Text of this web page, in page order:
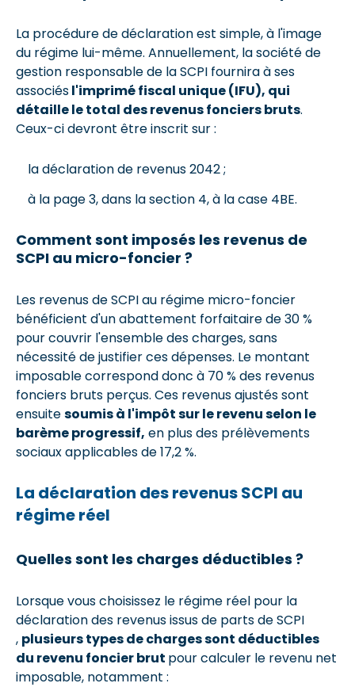
La procédure de déclaration est simple, à l'image
du régime lui-même. Annuellement, la société de
gestion responsable de la SCPI fournira à ses
associésl'imprimé fiscal unique (IFU), qui
détaille le total des revenus fonciers bruts.
Ceux-ci devront être inscrit sur :
la déclaration de revenus 2042 ;
à la page 3, dans la section 4, à la case 4BE.
Comment sont imposés les revenus de
SCPI au micro-foncier ?
Les revenus de SCPI au régime micro-foncier
bénéficient d'un abattement forfaitaire de 30 %
pour couvrir l'ensemble des charges, sans
nécessité de justifier ces dépenses. Le montant
imposable correspond donc à 70 % des revenus
fonciers bruts perçus. Ces revenus ajustés sont
ensuitesoumis à l'impôt sur le revenu selon le
barème progressif, en plus des prélèvements
sociaux applicables de 17,2 %.
La déclaration des revenus SCPI au
régime réel
Quelles sont les charges déductibles ?
Lorsque vous choisissez le régime réel pour la
déclaration des revenus issus de parts de SCPI
, plusieurs types de charges sont déductibles
du revenu foncier brut pour calculer le revenu net
imposable, notamment :